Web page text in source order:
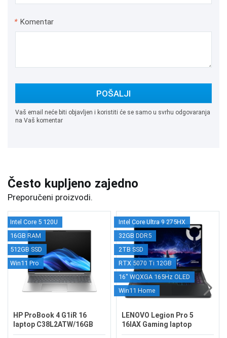
* Komentar
POŠALJI
Vaš email neće biti objavljen i koristiti će se samo u svrhu odgovaranja
na Vaš komentar
Često kupljeno zajedno
Preporučeni proizvodi.
Intel Core 5 120U
16GB RAM
512GB SSD
Win11 Pro
HP ProBook 4 G1iR 16
laptop C38L2ATW/16GB
Intel Core Ultra 9 275HX
32GB DDR5
2TB SSD
RTX 5070 Ti 12GB
16" WQXGA 165Hz OLED
Win11 Home
LENOVO Legion Pro 5
16IAX Gaming laptop
83LU0006US